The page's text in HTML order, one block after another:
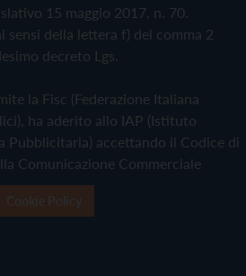
15 maggio 2017, n. 70.
sensi della lettera f) del comma 2
decreto Lgs.
la Fisc (Federazione Italiana
ha aderito allo IAP (Istituto
Pubblicitaria) accettando il Codice di
Comunicazione Commerciale